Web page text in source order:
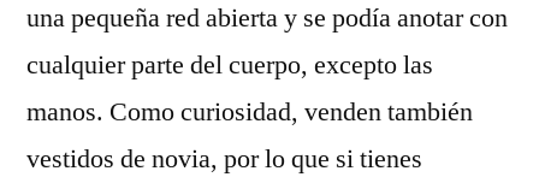
una pequeña red abierta y se podía anotar con
cualquier parte del cuerpo, excepto las
manos. Como curiosidad, venden también
vestidos de novia, por lo que si tienes